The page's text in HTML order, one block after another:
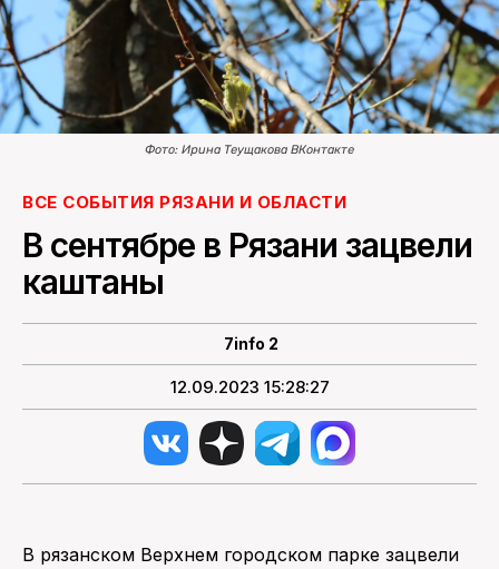
Интересное
Новости кино и ТВ
Новости России
Политика
Новости мира
О НАС
Фото: Ирина Теущакова ВКонтакте
ВСЕ СОБЫТИЯ РЯЗАНИ И ОБЛАСТИ
В сентябре в Рязани зацвели
каштаны
7info 2
12.09.2023 15:28:27
В рязанском Верхнем городском парке зацвели